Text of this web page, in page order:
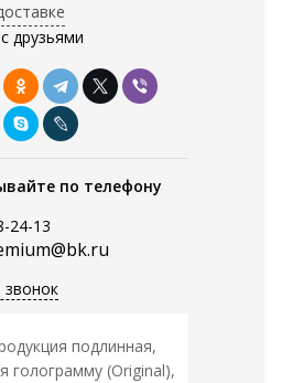
друзьями
по телефону
24-13
подлинная,
голограмму (Original),